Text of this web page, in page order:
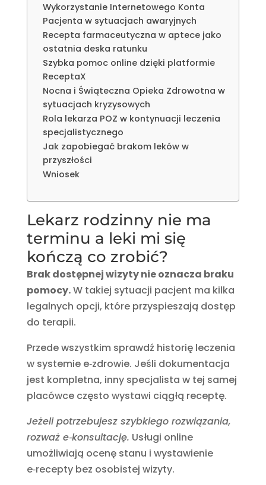
Wykorzystanie Internetowego Konta
Pacjenta w sytuacjach awaryjnych
Recepta farmaceutyczna w aptece jako
ostatnia deska ratunku
Szybka pomoc online dzięki platformie
ReceptaX
Nocna i Świąteczna Opieka Zdrowotna w
sytuacjach kryzysowych
Rola lekarza POZ w kontynuacji leczenia
specjalistycznego
Jak zapobiegać brakom leków w
przyszłości
Wniosek
Lekarz rodzinny nie ma
terminu a leki mi się
kończą co zrobić?
Brak dostępnej wizyty nie oznacza braku
pomocy.W takiej sytuacji pacjent ma kilka
legalnych opcji, które przyspieszają dostęp
do terapii.
Przede wszystkim sprawdź historię leczenia
w systemie e‑zdrowie. Jeśli dokumentacja
jest kompletna, inny specjalista w tej samej
placówce często wystawi ciągłą receptę.
Jeżeli potrzebujesz szybkiego rozwiązania,
rozważ e‑konsultację. Usługi online
umożliwiają ocenę stanu i wystawienie
e‑recepty bez osobistej wizyty.